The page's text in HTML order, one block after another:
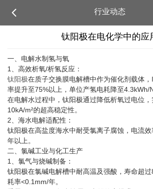
 行业动态
钛阳极在电化学中的应
一、电解水制氢与氧‌
1、高效析氧/析氢反应‌：
钛阳极在质子交换膜电解槽中作为催化剂载体
率提升至75%以上，单位产氢电耗降至4.3kWh/
在电解水过程中，钛阳极通过降低析氧过电位
10kA/m²的超高稳定性‌。
2、海水电解适配性‌：
钛阳极在高盐度海水中耐受氯离子腐蚀，电流
年以上‌。
二、氯碱工业与化工生产‌
1、氯气与烧碱制备‌：
钛阳极在氯碱电解槽中耐高温及强酸，寿命超
耗率<0.1mm/年‌。